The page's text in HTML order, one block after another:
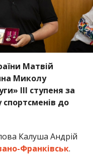
Матвій
Миколу
ІІІ ступеня за
спортсменів до
Калуша Андрій
Франківськ.